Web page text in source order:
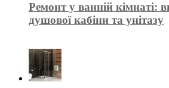
Ремонт у ванній кімнаті:
душової кабіни та унітазу